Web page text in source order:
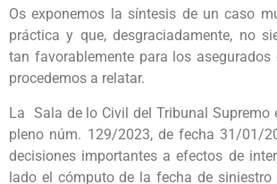
Os exponemos la síntesis de un caso
práctica y que, desgraciadamente, no
tan favorablemente para los
procedemos a relatar.
La Sala de lo Civil del Tribunal Supremo
pleno núm. 129/2023, de fecha 31/01/
decisiones importantes a efectos de
lado el cómputo de la fecha de siniestro